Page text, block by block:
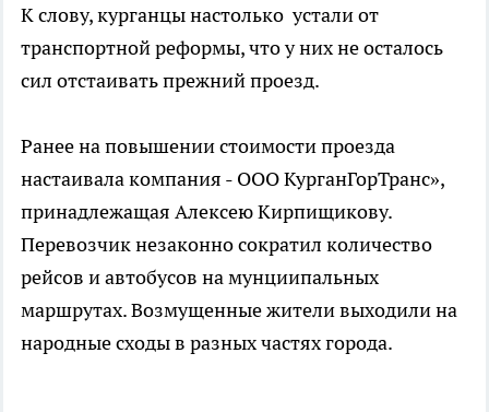
К слову, курганцы настолько устали от
транспортной реформы, что у них не осталось
сил отстаивать прежний проезд.
Ранее на повышении стоимости проезда
настаивала компания - ООО КурганГорТранс»,
принадлежащая Алексею Кирпищикову.
Перевозчик незаконно сократил количество
рейсов и автобусов на мунциипальных
маршрутах. Возмущенные жители выходили на
народные сходы в разных частях города.